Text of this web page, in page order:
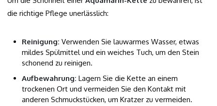
die richtige Pflege unerlässlich:
Reinigung: Verwenden Sie lauwarmes Wasser, etwas
mildes Spülmittel und ein weiches Tuch, um den Stein
schonend zu reinigen.
Aufbewahrung: Lagern Sie die Kette an einem
trockenen Ort und vermeiden Sie den Kontakt mit
anderen Schmuckstücken, um Kratzer zu vermeiden.